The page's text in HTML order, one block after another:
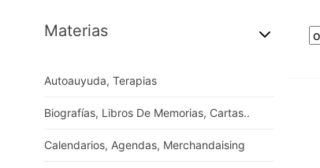
Materias
Autoauyuda, Terapias
Biografías, Libros De Memorias, Cartas..
Calendarios, Agendas, Merchandaising